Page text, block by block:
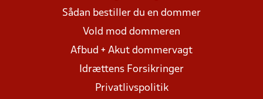
Sådan bestiller du en dommer
Vold mod dommeren
Afbud + Akut dommervagt
Idrættens Forsikringer
Privatlivspolitik